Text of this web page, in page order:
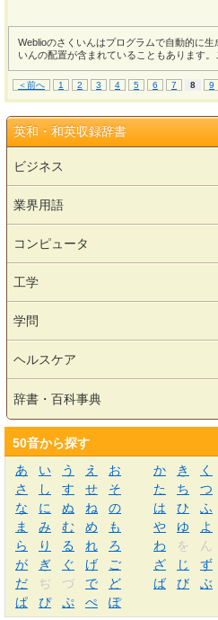
Weblioのさくいんはプログラムで自動的に
いんの配置が含まれていることもあります。
＜前へ 1 2 3 4 5 6 7 8 9
英和・和英収録辞書
ビジネス
業界用語
コンピュータ
工学
学問
ヘルスケア
辞書・百科事典
50音から探す
あ
い う え お か き く
さ
し す せ そ た ち つ
な
に ぬ ね の は ひ ふ
ま
み む め も や ゆ
よ
ら
り る れ ろ わ を
ん
が
ぎ ぐ げ ご ざ じ ず
だ
ぢ づ で ど ば び ぶ
ぱ
ぴ ぷ ぺ ぽ